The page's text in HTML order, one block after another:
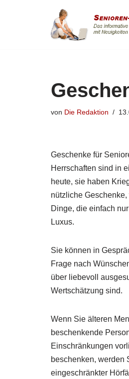
von Die Redaktion
Geschenke für
Herrschaften sind in
heute, sie haben
nützliche
Dinge, die einfach
Luxus.
Sie können in
Frage nach
über liebevoll
Wertschätzung sind.
Wenn Sie älteren
beschenkende
Einschränkungen
beschenken, werden
eingeschränkter